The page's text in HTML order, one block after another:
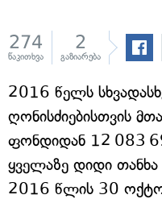
274
წაკითხვა
2
გაზიარება
2016 წელს
ღონისძიებისთვის
ფონდიდან 12 083
ყველაზე დიდი
2016 წლის 30